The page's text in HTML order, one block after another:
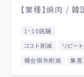
【業種】焼肉 /
1~10店舗
コスト削減
リピー
機会損失削減
集客